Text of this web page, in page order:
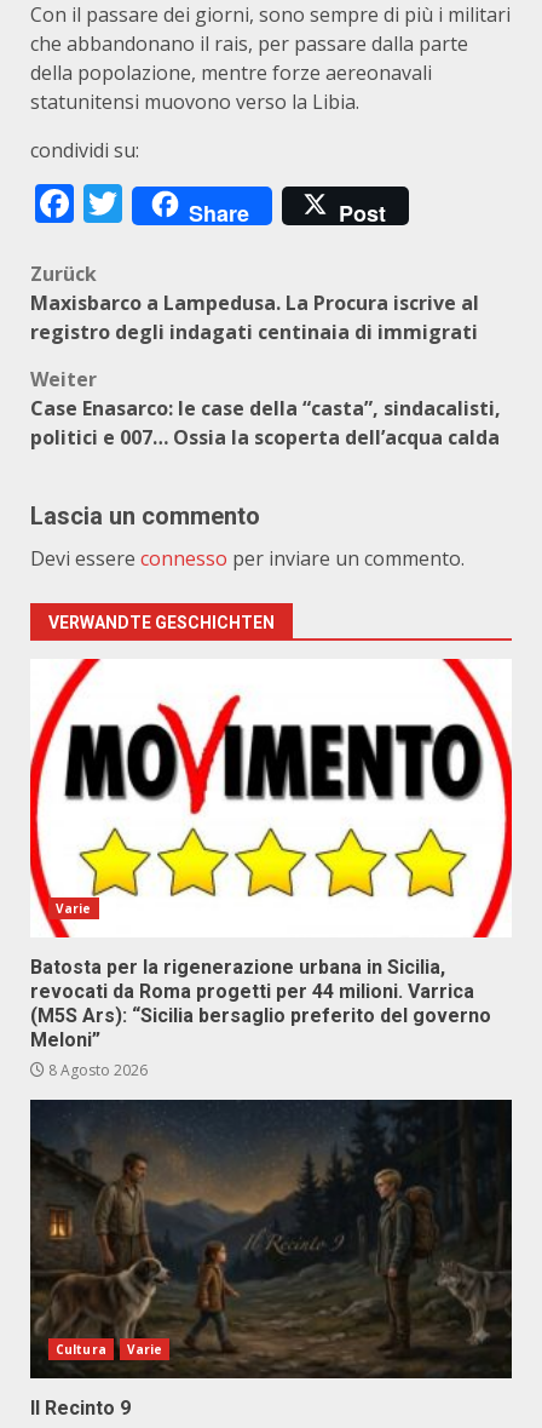
Con il passare dei giorni, sono sempre di più i militari
che abbandonano il rais, per passare dalla parte
della popolazione, mentre forze aereonavali
statunitensi muovono verso la Libia.
condividi su:
Facebook
Twitter
Share Post
Beitragsnavigation
Zurück
Maxisbarco a Lampedusa. La Procura iscrive al
registro degli indagati centinaia di immigrati
Weiter
Case Enasarco: le case della “casta”, sindacalisti,
politici e 007… Ossia la scoperta dell’acqua calda
Lascia un commento
Devi essere connesso per inviare un commento.
VERWANDTE GESCHICHTEN
Varie
Batosta per la rigenerazione urbana in Sicilia,
revocati da Roma progetti per 44 milioni. Varrica
(M5S Ars): “Sicilia bersaglio preferito del governo
Meloni”
8 Agosto 2026
Cultura Varie
Il Recinto 9